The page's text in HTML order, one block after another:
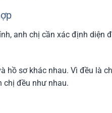
anh chị cần xác định
hồ sơ khác nhau. Vì đều
chị đều như nhau.